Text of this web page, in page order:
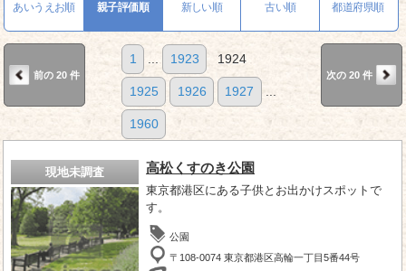
あいうえお順 親子評価順 新しい順 古い順 都道府県順
前の 20 件
1 ... 1923 1924
1925 1926 1927 ...
1960
次の 20 件
現地未調査 高松くすのき公園
東京都港区にある子供とお出かけスポットで
す。
公園
〒108-0074 東京都港区高輪一丁目5番44号